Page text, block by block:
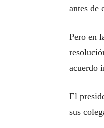
antes de
Pero en
acuerdo
El
sus